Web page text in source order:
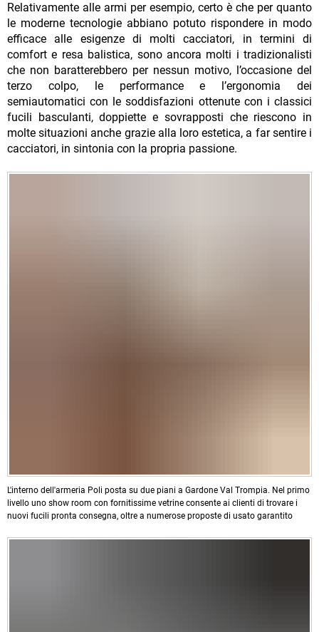
Relativamente alle armi per esempio, certo è che per quanto
le moderne tecnologie abbiano potuto rispondere in modo
efficace alle esigenze di molti cacciatori, in termini di
comfort e resa balistica, sono ancora molti i tradizionalisti
che non baratterebbero per nessun motivo, l’occasione del
terzo colpo, le performance e l’ergonomia dei
semiautomatici con le soddisfazioni ottenute con i classici
fucili basculanti, doppiette e sovrapposti che riescono in
molte situazioni anche grazie alla loro estetica, a far sentire i
cacciatori, in sintonia con la propria passione.
L'interno dell'armeria Poli posta su due piani a Gardone Val Trompia. Nel primo
livello uno show room con fornitissime vetrine consente ai clienti di trovare i
nuovi fucili pronta consegna, oltre a numerose proposte di usato garantito